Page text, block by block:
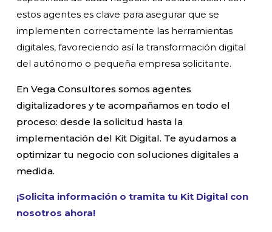
estos agentes es clave para asegurar que se
implementen correctamente las herramientas
digitales, favoreciendo así la transformación digital
del autónomo o pequeña empresa solicitante.
En Vega Consultores somos agentes
digitalizadores y te acompañamos en todo el
proceso: desde la solicitud hasta la
implementación del Kit Digital. Te ayudamos a
optimizar tu negocio con soluciones digitales a
medida.
¡Solicita información o tramita tu Kit Digital con
nosotros ahora!